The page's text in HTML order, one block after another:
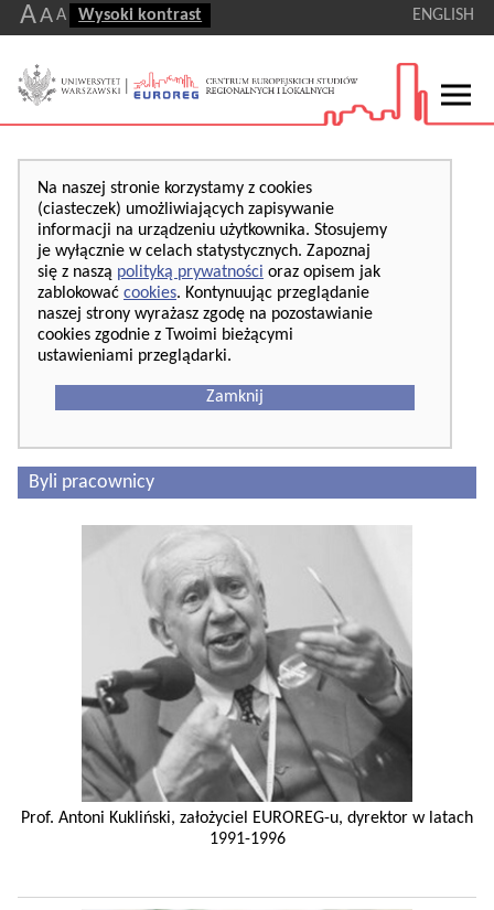
AA A Wysoki kontrast ENGLISH
Na naszej stronie korzystamy z cookies
(ciasteczek) umożliwiających zapisywanie
informacji na urządzeniu użytkownika. Stosujemy
je wyłącznie w celach statystycznych. Zapoznaj
się z naszą polityką prywatności oraz opisem jak
zablokować cookies. Kontynuując przeglądanie
naszej strony wyrażasz zgodę na pozostawianie
cookies zgodnie z Twoimi bieżącymi
ustawieniami przeglądarki.
Zamknij
Byli pracownicy
Prof. Antoni Kukliński, założyciel EUROREG-u, dyrektor w latach
1991-1996